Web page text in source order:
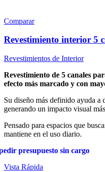
Comparar
Revestimiento interior 5
Revestimientos de Interior
Revestimiento de 5 canales
efecto más marcado y con
Su diseño más definido ayuda a
generando un impacto visual
Pensado para espacios que
mantiene en el uso diario.
presupuesto sin cargo
Vista Rápida